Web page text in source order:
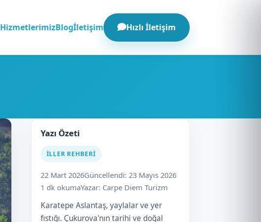
HizmetlerimizBlogİletişim Hızlı İletişim
Yazı Özeti
İLLER REHBERI
22 Mart 2026Güncellendi: 23 Mayıs 2026
1 dk okumaYazar: Carpe Diem Turizm
Karatepe Aslantaş, yaylalar ve yer
fıstığı. Çukurova'nın tarihi ve doğal